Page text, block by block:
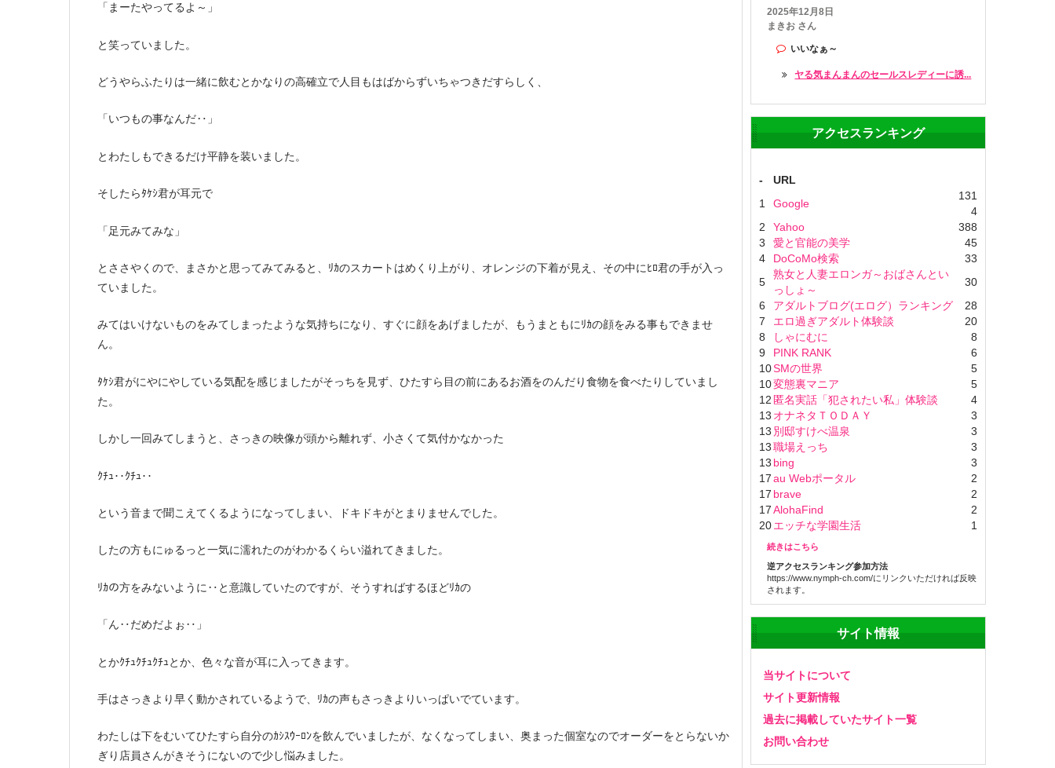
「まーたやってるよ～」
と笑っていました。
どうやらふたりは一緒に飲むとかなりの高確立で人目もはばからずいちゃつきだすらしく、
「いつもの事なんだ‥」
とわたしもできるだけ平静を装いました。
そしたらﾀｹｼ君が耳元で
「足元みてみな」
とささやくので、まさかと思ってみてみると、ﾘｶのスカートはめくり上がり、オレンジの下着が見え、その中にﾋﾛ君の手が入っ
ていました。
みてはいけないものをみてしまったような気持ちになり、すぐに顔をあげましたが、もうまともにﾘｶの顔をみる事もできませ
ん。
ﾀｹｼ君がにやにやしている気配を感じましたがそっちを見ず、ひたすら目の前にあるお酒をのんだり食物を食べたりしていまし
た。
しかし一回みてしまうと、さっきの映像が頭から離れず、小さくて気付かなかった
ｸﾁｭ‥ｸﾁｭ‥
という音まで聞こえてくるようになってしまい、ドキドキがとまりませんでした。
したの方もにゅるっと一気に濡れたのがわかるくらい溢れてきました。
ﾘｶの方をみないように‥と意識していたのですが、そうすればするほどﾘｶの
「ん‥だめだよぉ‥」
とかｸﾁｭｸﾁｭｸﾁｭとか、色々な音が耳に入ってきます。
手はさっきより早く動かされているようで、ﾘｶの声もさっきよりいっぱいでています。
わたしは下をむいてひたすら自分のｶｼｽｳｰﾛﾝを飲んでいましたが、なくなってしまい、奥まった個室なのでオーダーをとらないか
ぎり店員さんがきそうにないので少し悩みました。
2025年12月8日
まきお さん
いいなぁ～
ヤる気まんまんのセールスレディーに誘...
アクセスランキング
-
URL
1
Google
131
4
2
Yahoo
388
3
愛と官能の美学
45
4
DoCoMo検索
33
5
熟女と人妻エロンガ～おばさんとい
っしょ～
30
6
アダルトブログ(エログ）ランキング
28
7
エロ過ぎアダルト体験談
20
8
しゃにむに
8
9
PINK RANK
6
10SMの世界
5
10変態裏マニア
5
12 匿名実話「犯されたい私」体験談
4
13 オナネタＴＯＤＡＹ
3
13 別邸すけべ温泉
3
13職場えっち
3
13 bing
3
17au Webポータル
2
17 brave
2
17AlohaFind
2
20エッチな学園生活 1
続きはこちら
逆アクセスランキング参加方法
https://www.nymph-ch.com/にリンクいただければ反映
されます。
サイト情報
当サイトについて
サイト更新情報
過去に掲載していたサイト一覧
お問い合わせ